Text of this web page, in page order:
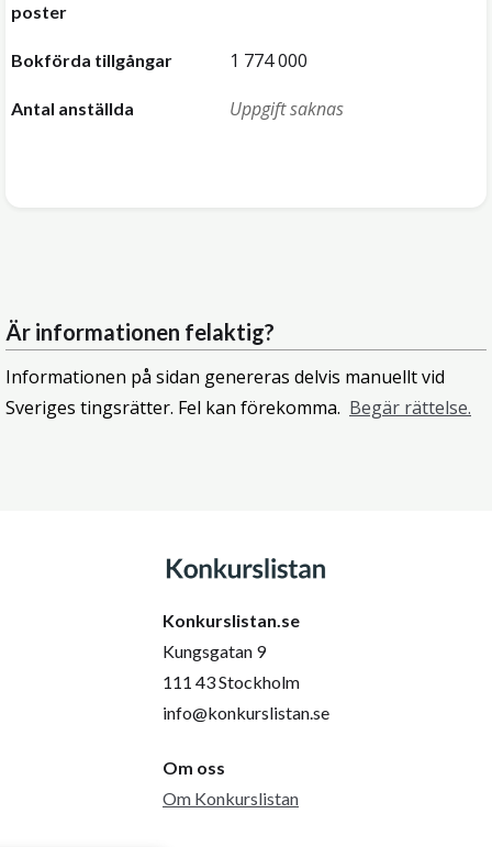
poster
Bokförda tillgångar 1 774 000
Antal anställda Uppgift saknas
Är informationen felaktig?
Informationen på sidan genereras delvis manuellt vid
Sveriges tingsrätter. Fel kan förekomma. Begär rättelse.
Konkurslistan.se
Kungsgatan 9
111 43 Stockholm
info@konkurslistan.se
Om oss
Om Konkurslistan